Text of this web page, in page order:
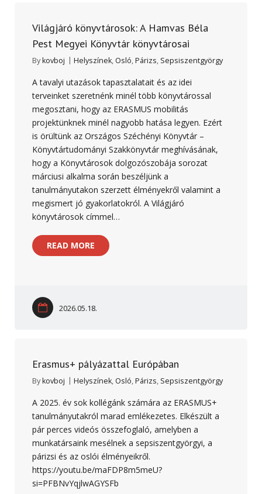
Világjáró könyvtárosok: A Hamvas Béla
Pest Megyei Könyvtár könyvtárosai
Bykovboj Helyszínek, Osló,Párizs, Sepsiszentgyörgy
A tavalyi utazások tapasztalatait és az idei
terveinket szeretnénk minél több könyvtárossal
megosztani, hogy az ERASMUS mobilitás
projektünknek minél nagyobb hatása legyen. Ezért
is örültünk az Országos Széchényi Könyvtár –
Könyvtártudományi Szakkönyvtár meghívásának,
hogy a Könyvtárosok dolgozószobája sorozat
márciusi alkalma során beszéljünk a
tanulmányutakon szerzett élményekről valamint a
megismert jó gyakorlatokról. A Világjáró
könyvtárosok címmel…
READ MORE
2026.05.18.
Erasmus+ pályázattal Európában
Bykovboj Helyszínek, Osló,Párizs, Sepsiszentgyörgy
A 2025. év sok kollégánk számára az ERASMUS+
tanulmányutakról marad emlékezetes. Elkészült a
pár perces videós összefoglaló, amelyben a
munkatársaink mesélnek a sepsiszentgyörgyi, a
párizsi és az oslói élményeikről.
https://youtu.be/maFDP8m5meU?
si=PFBNvYqjlwAGYSFb